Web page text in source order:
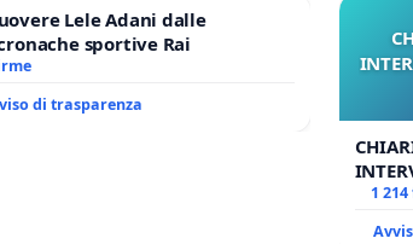
Lele Adani dalle
sportive Rai
di trasparenza
1